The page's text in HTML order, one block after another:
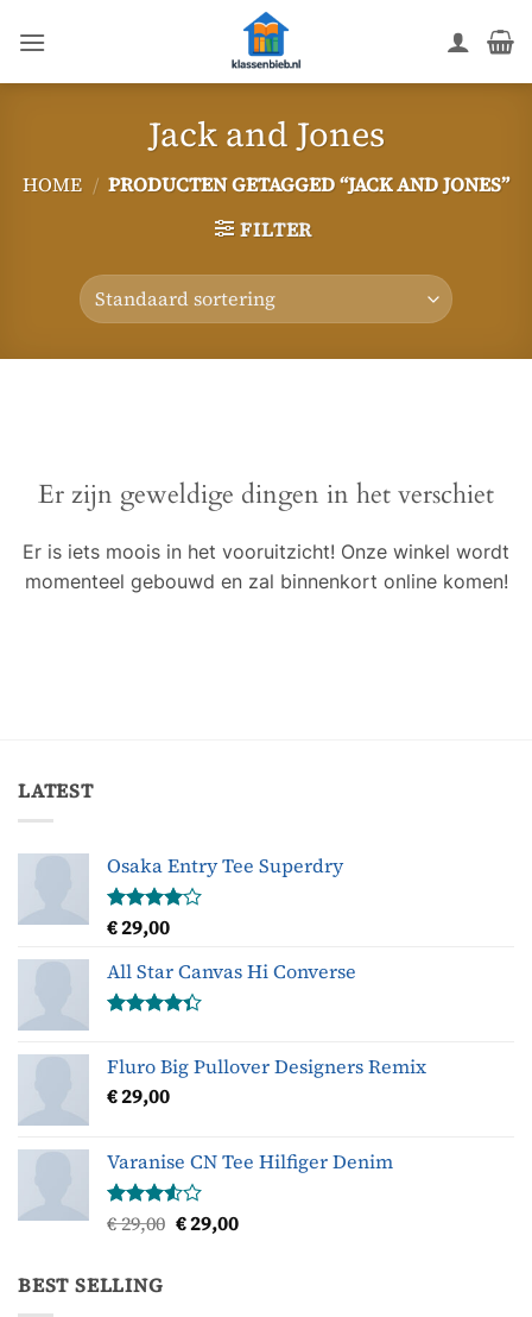
naar
Jack and Jones
HOME / PRODUCTEN GETAGGED “JACK AND JONES”
FILTER
Er zijn geweldige dingen in het verschiet
Er is iets moois in het vooruitzicht! Onze winkel wordt
momenteel gebouwd en zal binnenkort online komen!
LATEST
Osaka Entry Tee Superdry
Gewaardeerd
uit
5
€29,00
All Star Canvas Hi Converse
Fluro Big Pullover Designers Remix
€29,00
Varanise CN Tee Hilfiger Denim
Gewaardeerd
uit
€29,00 Oorspronkelijke
€29,00Huidige
BEST SELLING